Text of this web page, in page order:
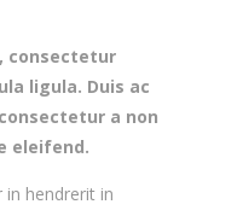
consectetur
ligula. Duis ac
a non
eleifend.
in hendrerit in